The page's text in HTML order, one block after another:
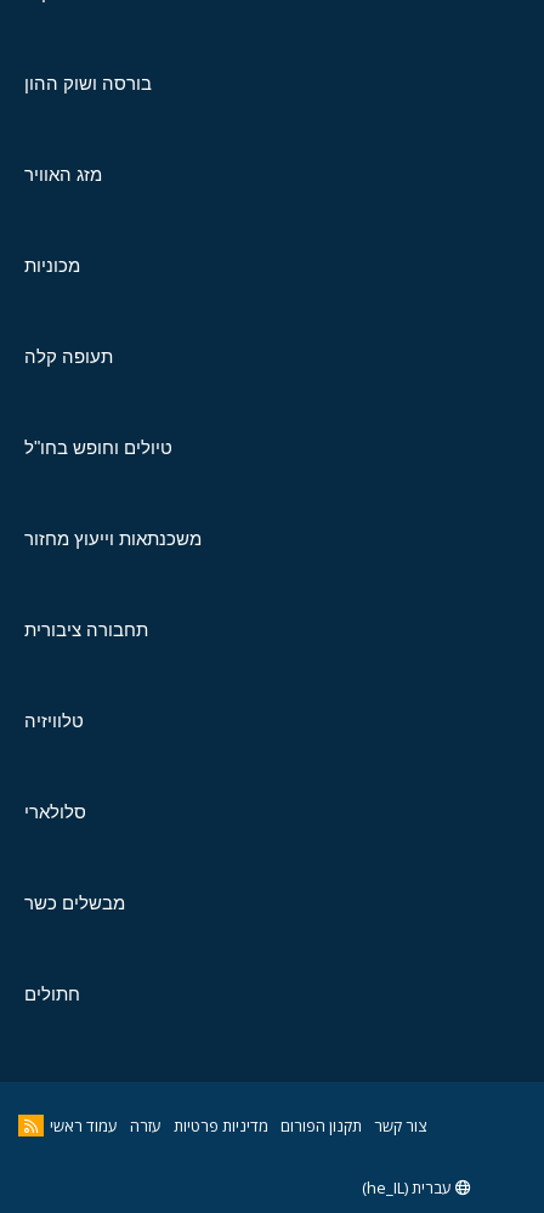
בורסה ושוק ההון
מזג האוויר
מכוניות
תעופה קלה
טיולים וחופש בחו"ל
משכנתאות וייעוץ מחזור
תחבורה ציבורית
טלוויזיה
סלולארי
מבשלים כשר
חתולים
צור קשר תקנון הפורום מדיניות פרטיות עזרה עמוד ראשי
עברית (he_IL)